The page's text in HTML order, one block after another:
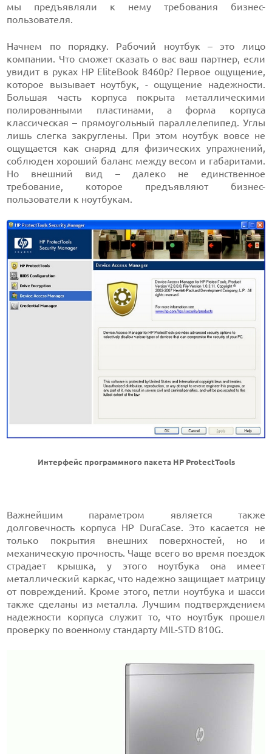
мы предъявляли к нему требования бизнес-
пользователя.
Начнем по порядку. Рабочий ноутбук – это лицо
компании. Что сможет сказать о вас ваш партнер, если
увидит в руках HP EliteBook 8460p? Первое ощущение,
которое вызывает ноутбук, - ощущение надежности.
Большая часть корпуса покрыта металлическими
полированными пластинами, а форма корпуса
классическая – прямоугольный параллелепипед. Углы
лишь слегка закруглены. При этом ноутбук вовсе не
ощущается как снаряд для физических упражнений,
соблюден хороший баланс между весом и габаритами.
Но внешний вид – далеко не единственное
требование, которое предъявляют бизнес-
пользователи к ноутбукам.
Интерфейс программного пакета HP ProtectTools
Важнейшим параметром является также
долговечность корпуса HP DuraCase. Это касается не
только покрытия внешних поверхностей, но и
механическую прочность. Чаще всего во время поездок
страдает крышка, у этого ноутбука она имеет
металлический каркас, что надежно защищает матрицу
от повреждений. Кроме этого, петли ноутбука и шасси
также сделаны из металла. Лучшим подтверждением
надежности корпуса служит то, что ноутбук прошел
проверку по военному стандарту MIL-STD 810G.